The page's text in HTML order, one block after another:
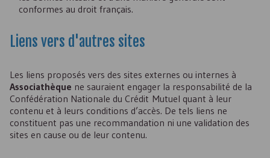
conformes au droit français.
Liens vers d'autres sites
Les liens proposés vers des sites externes ou internes à
Associathèque ne sauraient engager la responsabilité de la
Confédération Nationale du Crédit Mutuel quant à leur
contenu et à leurs conditions d’accès. De tels liens ne
constituent pas une recommandation ni une validation des
sites en cause ou de leur contenu.